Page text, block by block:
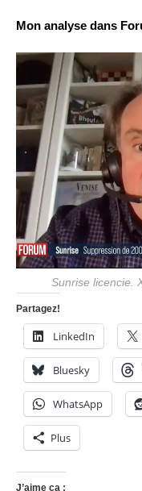
Mon analyse dans
Sunrise licencie.
Partagez!
LinkedIn
Bluesky
WhatsApp
Plus
J’aime ça :